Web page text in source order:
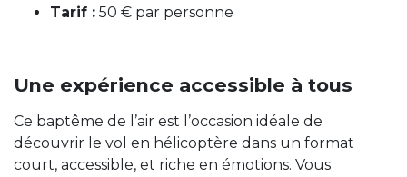
Tarif : 50 € par personne
Une expérience accessible à tous
Ce baptême de l’air est l’occasion idéale de
découvrir le vol en hélicoptère dans un format
court, accessible, et riche en émotions. Vous